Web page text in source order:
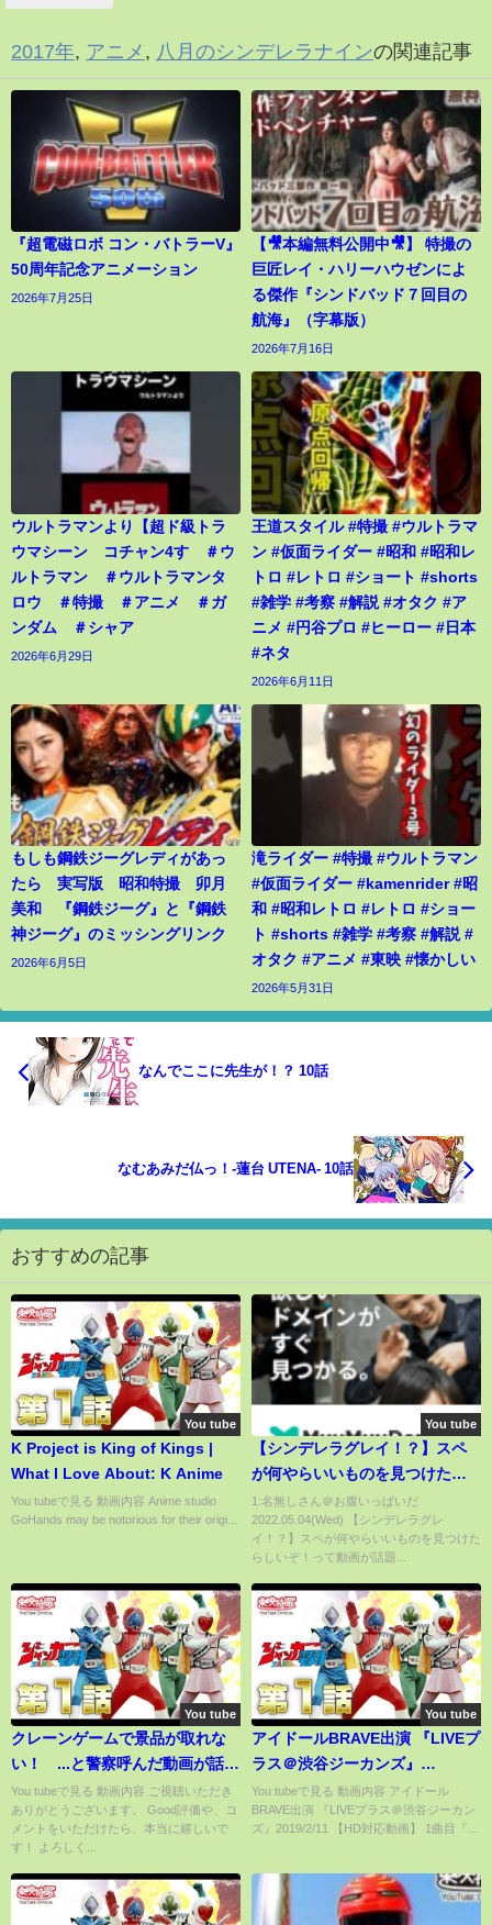
2017年, アニメ , 八月のシンデレラナインの関連記事
『超電磁ロボ コン・バトラーV』
50周年記念アニメーション
2026年7月25日
【🎥本編無料公開中🎥】 特撮の
巨匠レイ・ハリーハウゼンによ
る傑作『シンドバッド７回目の
航海』（字幕版）
2026年7月16日
ウルトラマンより【超ド級トラ
ウマシーン コチャン4す ＃ウ
ルトラマン ＃ウルトラマンタ
ロウ ＃特撮 ＃アニメ ＃ガ
ンダム ＃シャア
2026年6月29日
王道スタイル #特撮 #ウルトラマ
ン #仮面ライダー #昭和 #昭和レ
トロ #レトロ #ショート #shorts
#雑学 #考察 #解説 #オタク #ア
ニメ #円谷プロ #ヒーロー #日本
#ネタ
2026年6月11日
もしも鋼鉄ジーグレディがあっ
たら 実写版 昭和特撮 卯月
美和 『鋼鉄ジーグ』と『鋼鉄
神ジーグ』のミッシングリンク
2026年6月5日
滝ライダー #特撮 #ウルトラマン
#仮面ライダー #kamenrider #昭
和 #昭和レトロ #レトロ #ショー
ト #shorts #雑学 #考察 #解説 #
オタク #アニメ #東映 #懐かしい
2026年5月31日
なんでここに先生が！？ 10話
なむあみだ仏っ！-蓮台 UTENA- 10話
おすすめの記事
You tube
K Project is King of Kings |
What I Love About: K Anime
You tubeで見る 動画内容 Anime studio
GoHands may be notorious for their origi...
You tube
【シンデレラグレイ！？】スペ
が何やらいいものを見つけたら
しいぞ！
1:名無しさん＠お腹いっぱいだ
2022.05.04(Wed) 【シンデレラグレ
イ！？】スペが何やらいいものを見つけた
らしいぞ！って動画が話題...
You tube
クレーンゲームで景品が取れな
い！ ...と警察呼んだ動画が話
題、運営社に話を聞いた
You tubeで見る 動画内容 ご視聴いただき
ありがとうございます。 Good評価や、コ
メントをいただけたら、本当に嬉しいで
す！ よろしく...
You tube
アイドールBRAVE出演 『LIVEプ
ラス＠渋谷ジーカンズ』
2019/2/11
You tubeで見る 動画内容 アイドール
BRAVE出演 『LIVEプラス＠渋谷ジーカン
ズ』2019/2/11 【HD対応動画】 1曲目『...